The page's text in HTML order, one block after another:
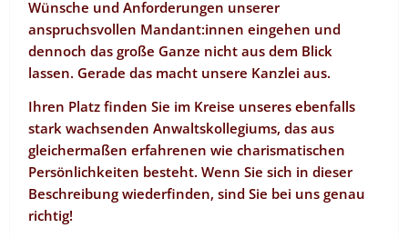
Wünsche und Anforderungen unserer
anspruchsvollen Mandant:innen eingehen und
dennoch das große Ganze nicht aus dem Blick
lassen. Gerade das macht unsere Kanzlei aus.
Ihren Platz finden Sie im Kreise unseres ebenfalls
stark wachsenden Anwaltskollegiums, das aus
gleichermaßen erfahrenen wie charismatischen
Persönlichkeiten besteht. Wenn Sie sich in dieser
Beschreibung wiederfinden, sind Sie bei uns genau
richtig!